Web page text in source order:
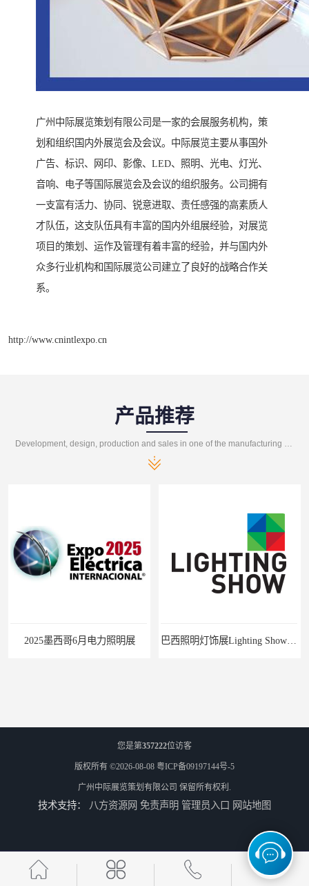
广州中际展览策划有限公司是一家的会展服务机构，策
划和组织国内外展览会及会议。中际展览主要从事国外
广告、标识、网印、影像、LED、照明、光电、灯光、
音响、电子等国际展览会及会议的组织服务。公司拥有
一支富有活力、协同、锐意进取、责任感强的高素质人
才队伍，这支队伍具有丰富的国内外组展经验，对展览
项目的策划、运作及管理有着丰富的经验，并与国内外
众多行业机构和国际展览公司建立了良好的战略合作关
系。
http://www.cnintlexpo.cn
产品推荐
明展 巴西照明灯饰展Lighting Show 2025
您是第357222位访客
版权所有 ©2026-08-08 粤ICP备09197144号-5
广州中际展览策划有限公司 保留所有权利.
技术支持： 八方资源网 免责声明 管理员入口 网站地图